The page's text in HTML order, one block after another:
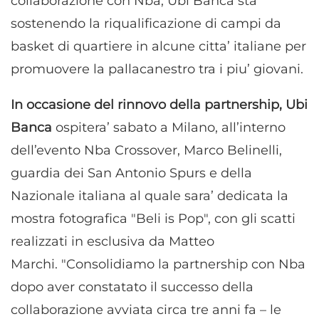
sostenendo la riqualificazione di campi da
basket di quartiere in alcune citta’ italiane per
promuovere la pallacanestro tra i piu’ giovani.
In occasione del rinnovo della partnership, Ubi
Banca ospitera’ sabato a Milano, all’interno
dell’evento Nba Crossover, Marco Belinelli,
guardia dei San Antonio Spurs e della
Nazionale italiana al quale sara’ dedicata la
mostra fotografica "Beli is Pop", con gli scatti
realizzati in esclusiva da Matteo
Marchi. "Consolidiamo la partnership con Nba
dopo aver constatato il successo della
collaborazione avviata circa tre anni fa – le